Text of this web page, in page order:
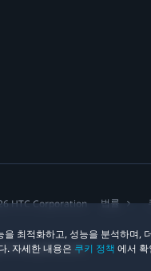
을 최적화하고, 성능을 분석하며,
. 자세한 내용은 쿠키 정책 에서
HTC Corporation 법률
Privacy@htc.com